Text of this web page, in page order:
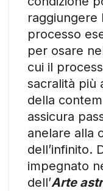
raggiungere
processo
per osare
cui il
sacralità più
della
assicura
anelare alla
dell’infinito.
impegnato
dell’Arte